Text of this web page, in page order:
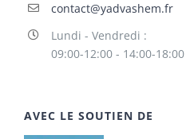
contact@yadvashem.fr
Lundi - Vendredi :
09:00-12:00 - 14:00-18:00
AVEC LE SOUTIEN DE